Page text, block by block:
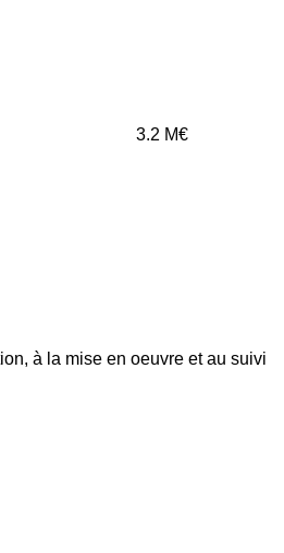
3.2 M€
à la mise en oeuvre et au suivi